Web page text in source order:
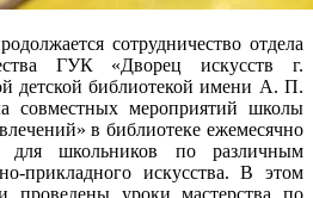
сотрудничество отдела
ГУК «Дворец искусств г.
детской библиотекой имени А. П.
совместных мероприятий школы
в библиотеке ежемесячно
для школьников по различным
прикладного искусства. В этом